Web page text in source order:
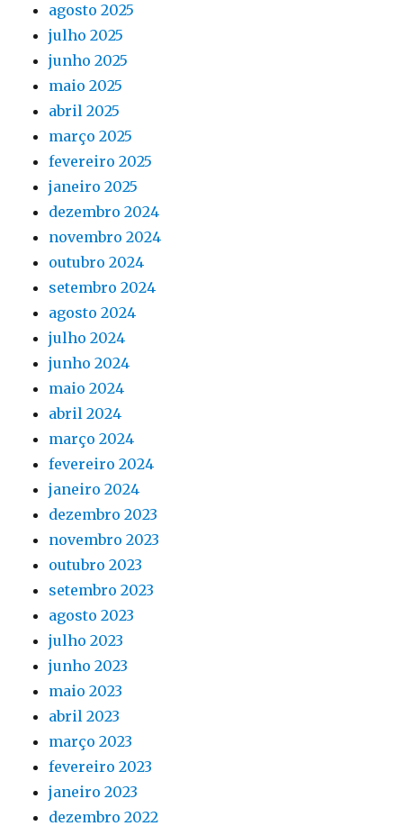
agosto 2025
julho 2025
junho 2025
maio 2025
abril 2025
março 2025
fevereiro 2025
janeiro 2025
dezembro 2024
novembro 2024
outubro 2024
setembro 2024
agosto 2024
julho 2024
junho 2024
maio 2024
abril 2024
março 2024
fevereiro 2024
janeiro 2024
dezembro 2023
novembro 2023
outubro 2023
setembro 2023
agosto 2023
julho 2023
junho 2023
maio 2023
abril 2023
março 2023
fevereiro 2023
janeiro 2023
dezembro 2022